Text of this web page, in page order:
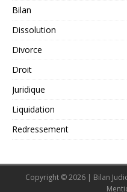
Bilan
Dissolution
Divorce
Droit
Juridique
Liquidation
Redressement
Copyright © 2026 | Bilan